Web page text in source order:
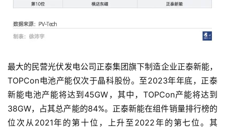
最大的民营光伏发电公司正泰集团旗下制造企业正泰新能，
TOPCon电池产能仅次于晶科股份。至2023年年底，正泰
新能电池产能将达到45GW，其中，TOPCon产能将达到
38GW，占其总产能的84%。正泰新能在组件销量排行榜的
位次从2021年的第十位，上升至2022年的第七位。其